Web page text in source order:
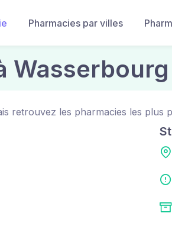
Pharmacies par villes
Wasserbourg
retrouvez les pharmacies les plus